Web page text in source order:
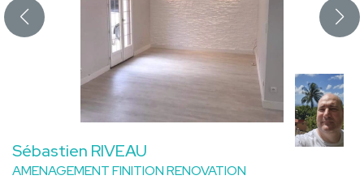
Sébastien RIVEAU
AMENAGEMENT FINITION RENOVATION